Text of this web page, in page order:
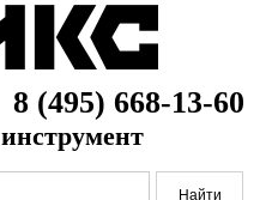
8 (495) 668-13-60